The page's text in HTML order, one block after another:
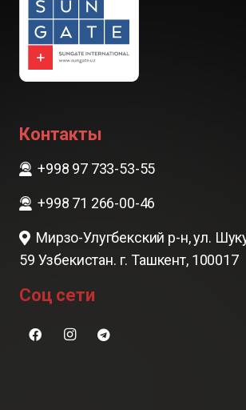
Контакты
+998 97 733-53-55
+998 71 266-00-46
Мирзо-Улугбекский р-н, ул.
59 Узбекистан. г. Ташкент, 100017
Соц сети